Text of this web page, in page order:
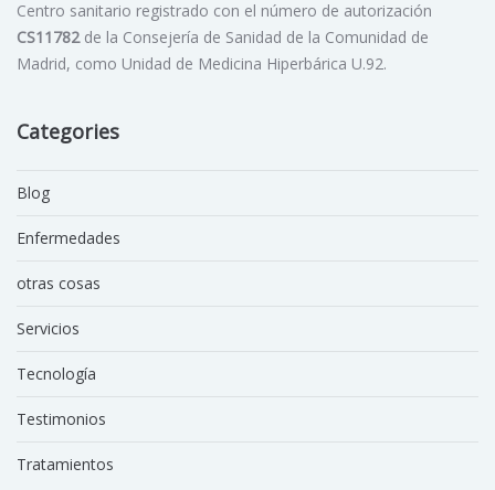
Centro sanitario registrado con el número de autorización
CS11782de la Consejería de Sanidad de la Comunidad de
Madrid, como Unidad de Medicina Hiperbárica U.92.
Categories
Blog
Enfermedades
otras cosas
Servicios
Tecnología
Testimonios
Tratamientos